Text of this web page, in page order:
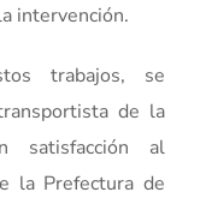
intervención.
trabajos, se
de la
satisfacción al
la Prefectura de